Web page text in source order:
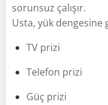
sorunsuz çalışır.
Usta, yük dengesine
TV prizi
Telefon prizi
Güç prizi